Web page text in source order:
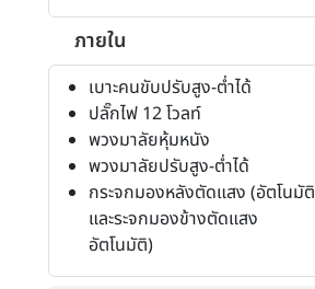
ภายใน
เบาะคนขับปรับสูง-ต่ำได้
ปลั๊กไฟ 12 โวลท์
พวงมาลัยหุ้มหนัง
พวงมาลัยปรับสูง-ต่ำได้
กระจกมองหลังตัดแสง (อัตโนมัติ
และระจกมองข้างตัดแสง
อัตโนมัติ)